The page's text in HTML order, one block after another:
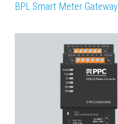
BPL Smart Meter Gateway